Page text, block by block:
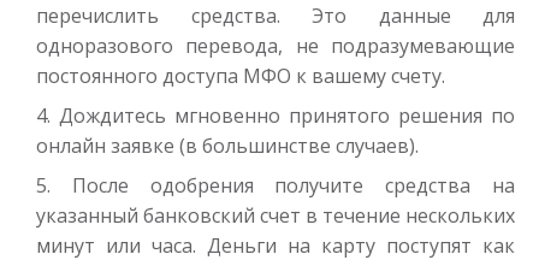
Срок от 1 до 21 дня
Получить
перечислить средства. Это данные для
одноразового перевода, не подразумевающие
постоянного доступа МФО к вашему счету.
Дождитесь мгновенно принятого решения по
онлайн заявке (в большинстве случаев).
После одобрения получите средства на
указанный банковский счет в течение нескольких
минут или часа. Деньги на карту поступят как